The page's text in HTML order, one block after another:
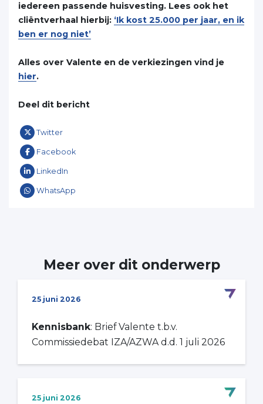
iedereen passende huisvesting. Lees ook het
cliëntverhaal hierbij: ‘Ik kost 25.000 per jaar, en ik
ben er nog niet’
Alles over Valente en de verkiezingen vind je
hier.
Deel dit bericht
Twitter
Facebook
LinkedIn
WhatsApp
Meer over dit onderwerp
25 juni 2026
Kennisbank: Brief Valente t.b.v.
Commissiedebat IZA/AZWA d.d. 1 juli 2026
25 juni 2026